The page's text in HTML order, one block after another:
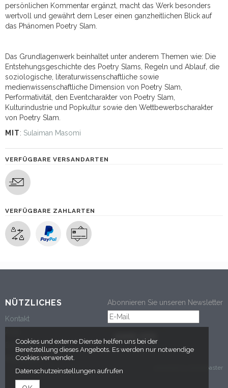
persönlichen Kommentar ergänzt, macht das Werk besonders
wertvoll und gewährt dem Leser einen ganzheitlichen Blick auf
das Phänomen Poetry Slam.
Das Grundlagenwerk beinhaltet unter anderem Themen wie: Die
Entstehungsgeschichte des Poetry Slams, Regeln und Ablauf, die
soziologische, literaturwissenschaftliche sowie
medienwissenschaftliche Dimension von Poetry Slam,
Performativität, den Eventcharakter von Poetry Slam,
Kulturindustrie und Popkultur sowie den Wettbewerbscharakter
von Poetry Slam.
MIT: Sulaiman Masomi
VERFÜGBARE VERSANDARTEN
VERFÜGBARE ZAHLARTEN
NÜTZLICHES
Kontakt
Datenschutz
Impressum
Abonnieren Sie unseren Newsletter
powered by tickettoaster
Cookies und externe Dienste helfen uns bei der
Bereitstellung dieses Angebots. Es werden nur notwendige
Cookies verwendet.
Datenschutzeinstellungen aufrufen